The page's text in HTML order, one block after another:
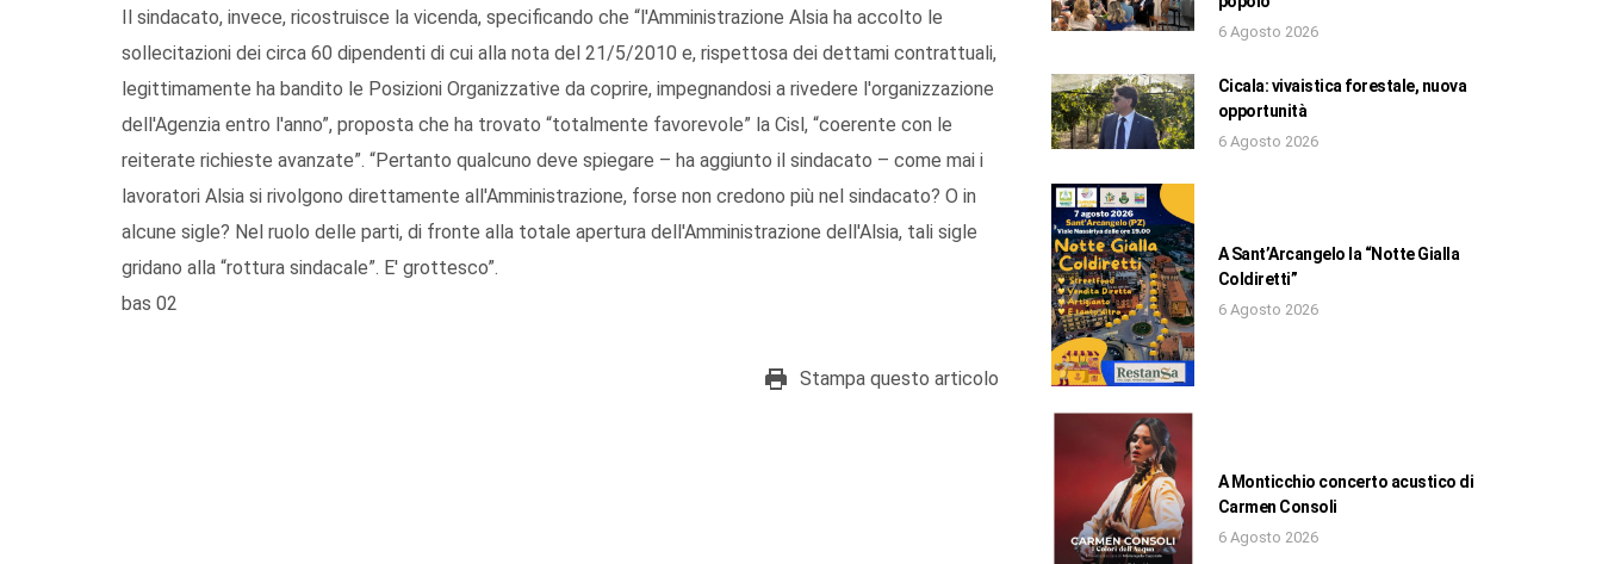
Il sindacato, invece, ricostruisce la vicenda, specificando che “l'Amministrazione Alsia ha accolto le
sollecitazioni dei circa 60 dipendenti di cui alla nota del 21/5/2010 e, rispettosa dei dettami contrattuali,
legittimamente ha bandito le Posizioni Organizzative da coprire, impegnandosi a rivedere l'organizzazione
dell'Agenzia entro l'anno”, proposta che ha trovato “totalmente favorevole” la Cisl, “coerente con le
reiterate richieste avanzate”. “Pertanto qualcuno deve spiegare – ha aggiunto il sindacato – come mai i
lavoratori Alsia si rivolgono direttamente all'Amministrazione, forse non credono più nel sindacato? O in
alcune sigle? Nel ruolo delle parti, di fronte alla totale apertura dell'Amministrazione dell'Alsia, tali sigle
gridano alla “rottura sindacale”. E' grottesco”.
bas 02
Stampa questo articolo
6 Agosto 2026
Cicala: vivaistica forestale, nuova
opportunità
6 Agosto 2026
A Sant’Arcangelo la “Notte Gialla
Coldiretti”
6 Agosto 2026
A Monticchio concerto acustico di
Carmen Consoli
6 Agosto 2026